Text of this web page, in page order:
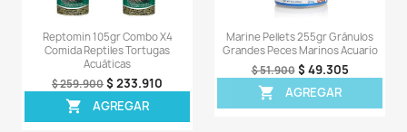
OTROS PRODUCTOS DE LA
CATEGORIA